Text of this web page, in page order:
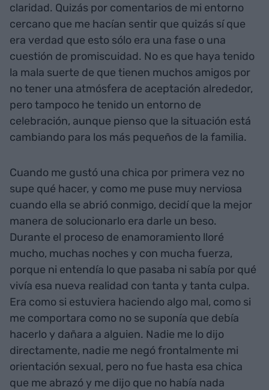
claridad. Quizás por comentarios de mi entorno
cercano que me hacían sentir que quizás sí que
era verdad que esto sólo era una fase o una
cuestión de promiscuidad. No es que haya tenido
la mala suerte de que tienen muchos amigos por
no tener una atmósfera de aceptación alrededor,
pero tampoco he tenido un entorno de
celebración, aunque pienso que la situación está
cambiando para los más pequeños de la familia.
Cuando me gustó una chica por primera vez no
supe qué hacer, y como me puse muy nerviosa
cuando ella se abrió conmigo, decidí que la mejor
manera de solucionarlo era darle un beso.
Durante el proceso de enamoramiento lloré
mucho, muchas noches y con mucha fuerza,
porque ni entendía lo que pasaba ni sabía por qué
vivía esa nueva realidad con tanta y tanta culpa.
Era como si estuviera haciendo algo mal, como si
me comportara como no se suponía que debía
hacerlo y dañara a alguien. Nadie me lo dijo
directamente, nadie me negó frontalmente mi
orientación sexual, pero no fue hasta esa chica
que me abrazó y me dijo que no había nada